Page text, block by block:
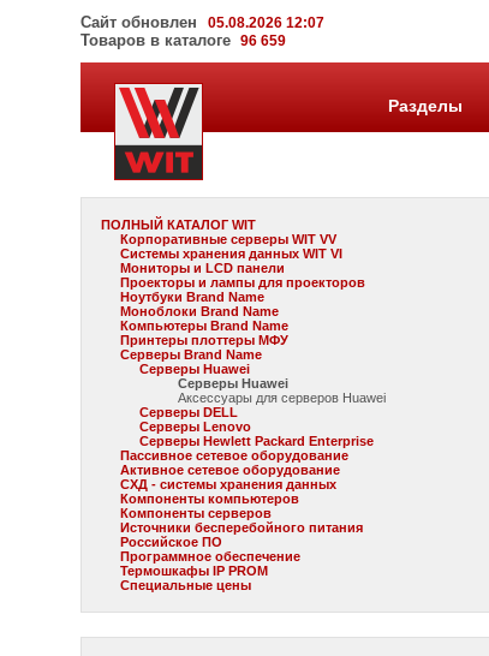
Сайт обновлен 05.08.2026 12:07
Товаров в каталоге96 659
Разделы
ПОЛНЫЙ КАТАЛОГ WIT
Корпоративные серверы WIT VV
Системы хранения данных WIT VI
Мониторы и LCD панели
Проекторы и лампы для проекторов
Ноутбуки Brand Name
Моноблоки Brand Name
Компьютеры Brand Name
Принтеры плоттеры МФУ
Серверы Brand Name
Серверы Huawei
Серверы Huawei
Аксессуары для серверов Huawei
Серверы DELL
Серверы Lenovo
Серверы Hewlett Packard Enterprise
Пассивное сетевое оборудование
Активное сетевое оборудование
СХД - системы хранения данных
Компоненты компьютеров
Компоненты серверов
Источники бесперебойного питания
Российское ПО
Программное обеспечение
Термошкафы IP PROM
Специальные цены